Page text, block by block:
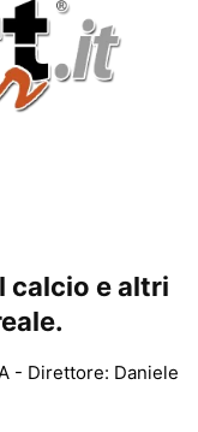
calcio e altri
- Direttore: Daniele